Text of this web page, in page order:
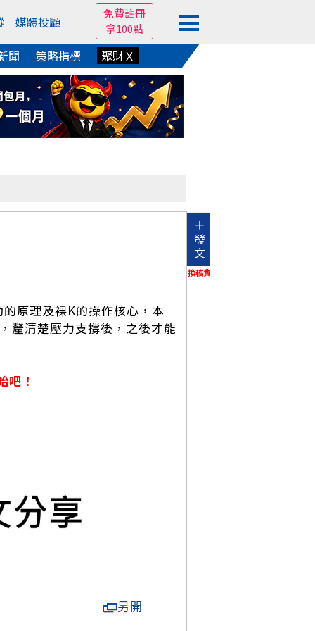
媒體投顧
免費註冊
拿100點
聞 策略指標 聚財Ｘ
＋
發
文
換稿費
原理及裸K的操作核心，本
釐清楚壓力支撐後，之後才能
吧！
另開